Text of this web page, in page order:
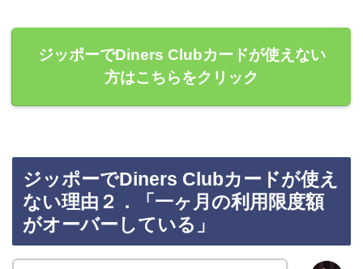
ジッポーでDiners Clubカードが使えない
方はこちらをクリック
ジッポーでDiners Clubカードが使え
ない理由２．「一ヶ月の利用限度額
がオーバーしている」